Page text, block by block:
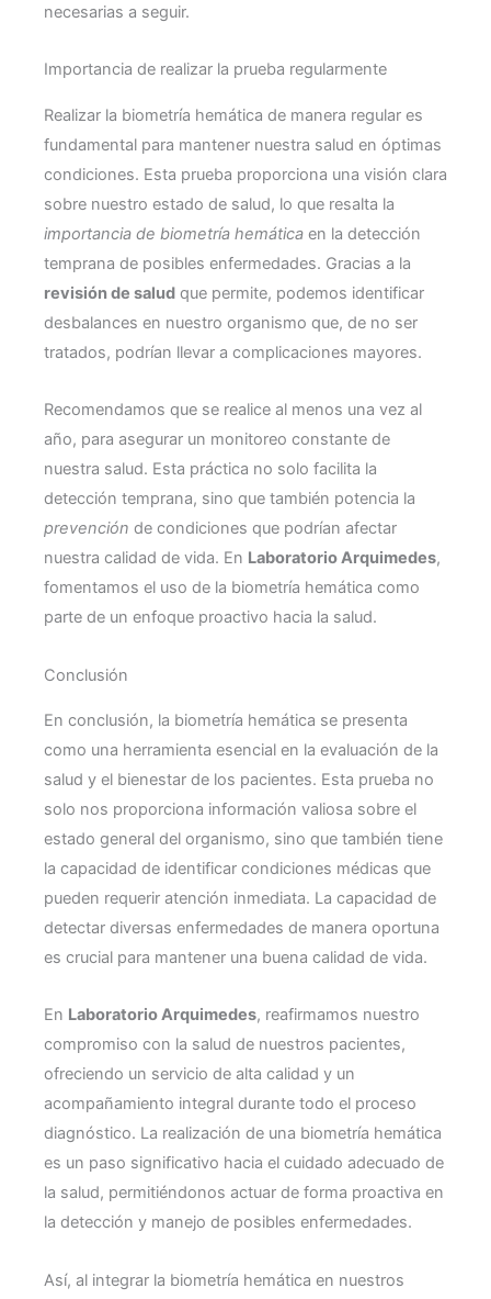
necesarias a seguir.
Importancia de realizar la prueba regularmente
Realizar la biometría hemática de manera regular es
fundamental para mantener nuestra salud en óptimas
condiciones. Esta prueba proporciona una visión clara
sobre nuestro estado de salud, lo que resalta la
importancia de biometría hemática en la detección
temprana de posibles enfermedades. Gracias a la
revisión de salud que permite, podemos identificar
desbalances en nuestro organismo que, de no ser
tratados, podrían llevar a complicaciones mayores.
Recomendamos que se realice al menos una vez al
año, para asegurar un monitoreo constante de
nuestra salud. Esta práctica no solo facilita la
detección temprana, sino que también potencia la
prevención de condiciones que podrían afectar
nuestra calidad de vida. En Laboratorio Arquimedes,
fomentamos el uso de la biometría hemática como
parte de un enfoque proactivo hacia la salud.
Conclusión
En conclusión, la biometría hemática se presenta
como una herramienta esencial en la evaluación de la
salud y el bienestar de los pacientes. Esta prueba no
solo nos proporciona información valiosa sobre el
estado general del organismo, sino que también tiene
la capacidad de identificar condiciones médicas que
pueden requerir atención inmediata. La capacidad de
detectar diversas enfermedades de manera oportuna
es crucial para mantener una buena calidad de vida.
En Laboratorio Arquimedes, reafirmamos nuestro
compromiso con la salud de nuestros pacientes,
ofreciendo un servicio de alta calidad y un
acompañamiento integral durante todo el proceso
diagnóstico. La realización de una biometría hemática
es un paso significativo hacia el cuidado adecuado de
la salud, permitiéndonos actuar de forma proactiva en
la detección y manejo de posibles enfermedades.
Así, al integrar la biometría hemática en nuestros